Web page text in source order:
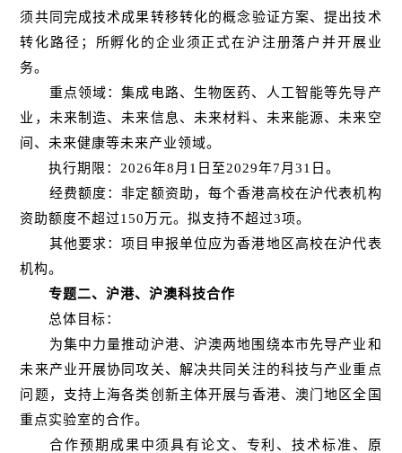
须共同完成技术成果转移转化的概念验证方案、提出技术
转化路径；所孵化的企业须正式在沪注册落户并开展业
务。
重点领域：集成电路、生物医药、人工智能等先导产
业，未来制造、未来信息、未来材料、未来能源、未来空
间、未来健康等未来产业领域。
执行期限：2026年8月1日至2029年7月31日。
经费额度：非定额资助，每个香港高校在沪代表机构
资助额度不超过150万元。拟支持不超过3项。
其他要求：项目申报单位应为香港地区高校在沪代表
机构。
专题二、沪港、沪澳科技合作
总体目标：
为集中力量推动沪港、沪澳两地围绕本市先导产业和
未来产业开展协同攻关、解决共同关注的科技与产业重点
问题，支持上海各类创新主体开展与香港、澳门地区全国
重点实验室的合作。
合作预期成果中须具有论文、专利、技术标准、原